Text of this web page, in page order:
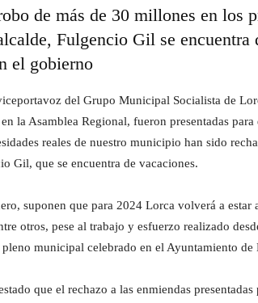
de más de 30 millones en los
Fulgencio Gil se
el gobierno
del Grupo Municipal Socialista de
la Asamblea Regional, fueron presentadas
reales de nuestro municipio han sido
Gil, que se encuentra de vacaciones.
suponen que para 2024 Lorca volverá a
otros, pese al trabajo y esfuerzo realizado
municipal celebrado en el Ayuntamiento
que el rechazo a las enmiendas